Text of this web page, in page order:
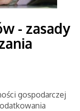
- zasady
gospodarczej